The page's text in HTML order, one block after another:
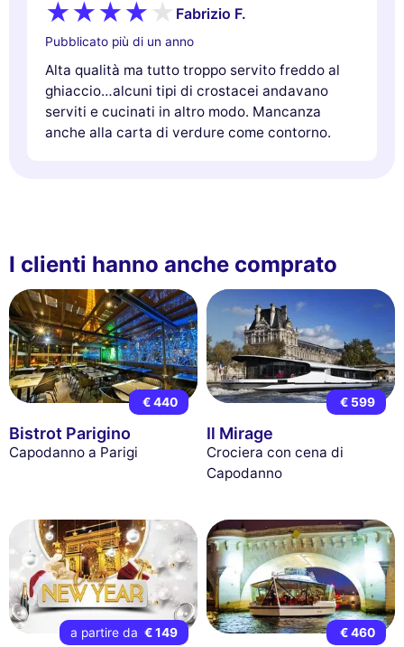
Fabrizio F.
Pubblicato più di un anno
Alta qualità ma tutto troppo servito freddo al
ghiaccio…alcuni tipi di crostacei andavano
serviti e cucinati in altro modo. Mancanza
anche alla carta di verdure come contorno.
I clienti hanno anche comprato
€ 440
Bistrot Parigino
Capodanno a Parigi
€ 599
Il Mirage
Crociera con cena di
Capodanno
a partire da € 149 € 460